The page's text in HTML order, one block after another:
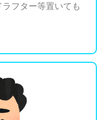
フター等置いても